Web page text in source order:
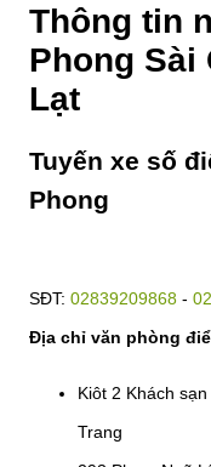
Thông tin
Phong Sài
Lạt
Tuyến xe số
Phong
SĐT: 02839209868 -
Địa chỉ văn phòng
Kiôt 2 Khách
Trang